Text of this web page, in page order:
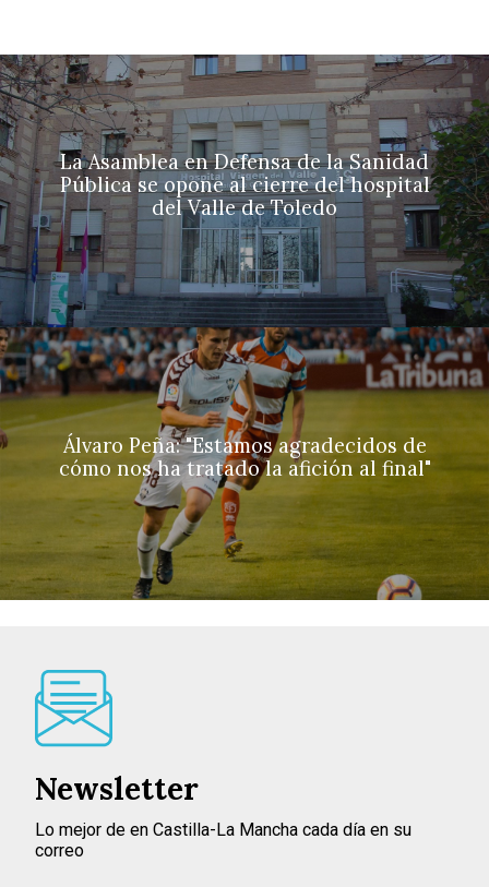
La Asamblea en Defensa de la Sanidad
Pública se opone al cierre del hospital
del Valle de Toledo
Álvaro Peña: "Estamos agradecidos de
cómo nos ha tratado la afición al final"
Newsletter
Lo mejor de en Castilla-La Mancha cada día en su
correo